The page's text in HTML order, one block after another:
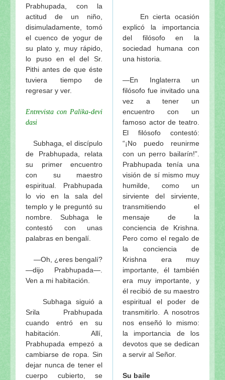
Prabhupada, con la
actitud de un niño,
disimuladamente, tomó
el cuenco de yogur de
su plato y, muy rápido,
lo puso en el del Sr.
Pithi antes de que éste
tuviera tiempo de
regresar y ver.
Entrevista con Palika-devi
dasi
Subhaga, el discípulo
de Prabhupada, relata
su primer encuentro
con su maestro
espiritual. Prabhupada
lo vio en la sala del
templo y le preguntó su
nombre. Subhaga le
contestó con unas
palabras en bengalí.
—Oh, ¿eres bengalí?
—dijo Prabhupada—.
Ven a mi habitación.
Subhaga siguió a
Srila Prabhupada
cuando entró en su
habitación. Allí,
Prabhupada empezó a
cambiarse de ropa. Sin
dejar nunca de tener el
cuerpo cubierto, se
En cierta ocasión
explicó la importancia
del filósofo en la
sociedad humana con
una historia.
—En Inglaterra un
filósofo fue invitado una
vez a tener un
encuentro con un
famoso actor de teatro.
El filósofo contestó:
“¡No puedo reunirme
con un perro bailarín!”.
Prabhupada tenía una
visión de sí mismo muy
humilde, como un
sirviente del sirviente,
transmitiendo el
mensaje de la
conciencia de Krishna.
Pero como el regalo de
la conciencia de
Krishna era muy
importante, él también
era muy importante, y
él recibió de su maestro
espiritual el poder de
transmitirlo. A nosotros
nos enseñó lo mismo:
la importancia de los
devotos que se dedican
a servir al Señor.
Su baile